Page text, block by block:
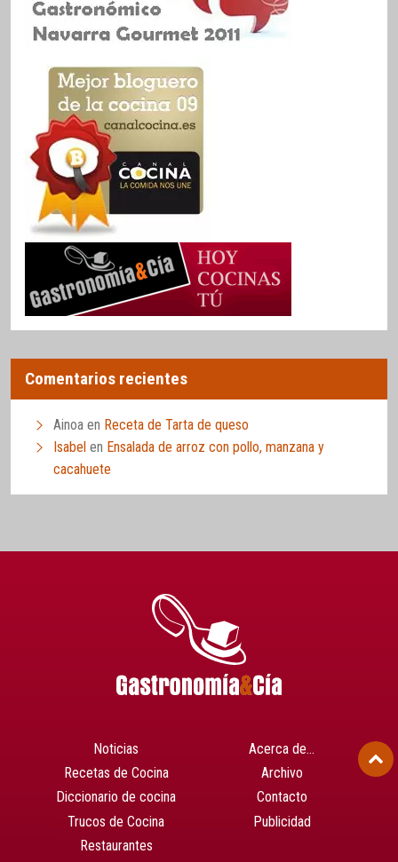
Comentarios recientes
Ainoa en Receta de Tarta de queso
Isabel en Ensalada de arroz con pollo, manzana y
cacahuete
Noticias
Recetas de Cocina
Diccionario de cocina
Trucos de Cocina
Restaurantes
Acerca de…
Archivo
Contacto
Publicidad